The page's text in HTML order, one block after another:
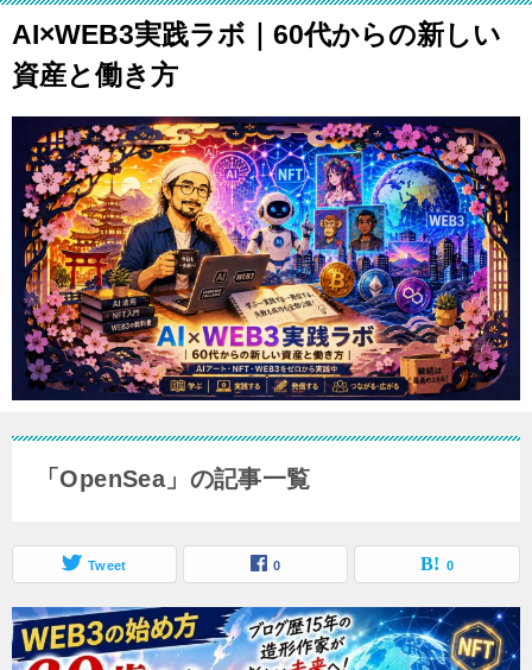
AI×WEB3実践ラボ｜60代からの新しい
資産と働き方
「OpenSea」の記事一覧
Tweet 0 0